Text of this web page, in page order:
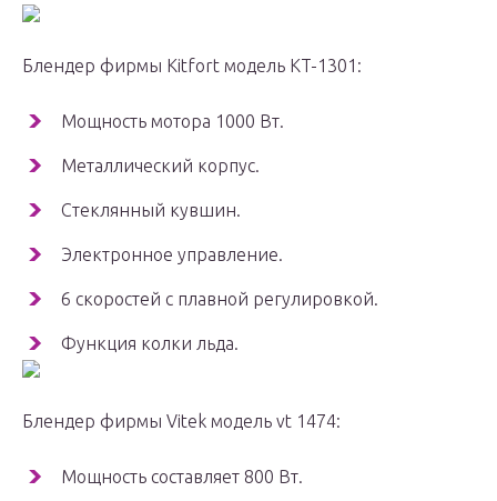
Блендер фирмы Kitfort модель KT-1301:
Мощность мотора 1000 Вт.
Металлический корпус.
Стеклянный кувшин.
Электронное управление.
6 скоростей с плавной регулировкой.
Функция колки льда.
Блендер фирмы Vitek модель vt 1474:
Мощность составляет 800 Вт.